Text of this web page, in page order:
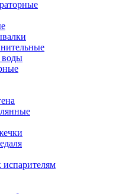
воды
испарителям